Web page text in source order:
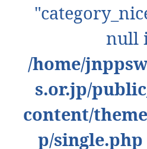
null
/home/
s.or.jp/
content/
p/single.php